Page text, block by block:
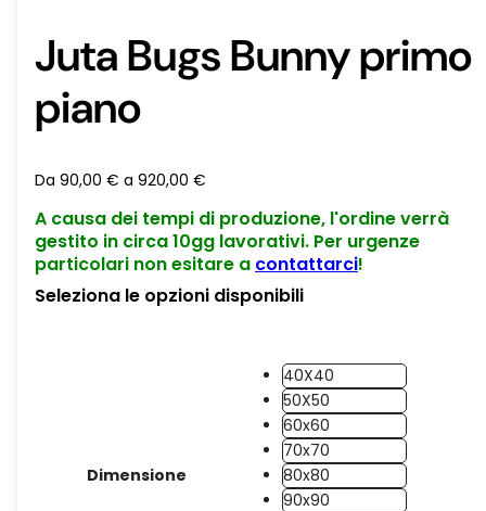
Juta Bugs Bunny primo
piano
Da 90,00 € a 920,00 €
A causa dei tempi di produzione, l'ordine verrà
gestito in circa 10gg lavorativi. Per urgenze
particolari non esitare a contattarci!
Seleziona le opzioni disponibili
Dimensione
40X40
50X50
60x60
70x70
80x80
90x90